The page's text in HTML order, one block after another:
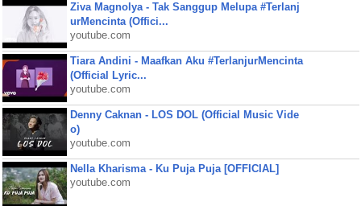
Ziva Magnolya - Tak Sanggup Melupa #Terlanj
urMencinta (Offici...
youtube.com
Tiara Andini - Maafkan Aku #TerlanjurMencinta
(Official Lyric...
youtube.com
Denny Caknan - LOS DOL (Official Music Vide
o)
youtube.com
Nella Kharisma - Ku Puja Puja [OFFICIAL]
youtube.com